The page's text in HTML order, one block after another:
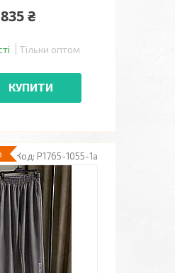
835 ₴
Тільки оптом
КУПИТИ
P1765-1055-1a